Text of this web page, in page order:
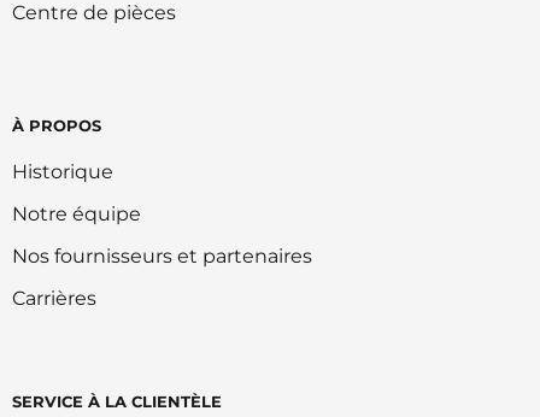
Centre de pièces
À PROPOS
Historique
Notre équipe
Nos fournisseurs et partenaires
Carrières
SERVICE À LA CLIENTÈLE